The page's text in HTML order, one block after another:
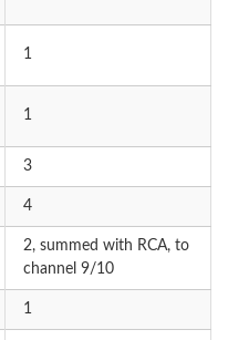
1
1
3
4
2, summed with RCA, to
channel 9/10
1